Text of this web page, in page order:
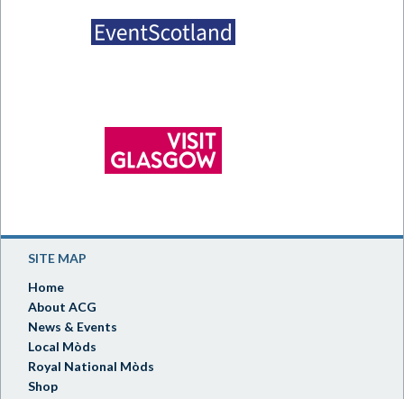
SITE MAP
Home
About ACG
News & Events
Local Mòds
Royal National Mòds
Shop